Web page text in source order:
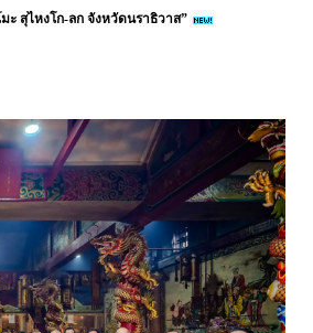
สุไหงโก-ลก จังหวัดนราธิวาส”